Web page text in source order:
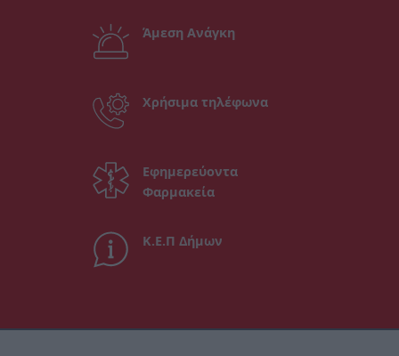
Άμεση Ανάγκη
Χρήσιμα τηλέφωνα
Εφημερεύοντα
Φαρμακεία
Κ.Ε.Π Δήμων